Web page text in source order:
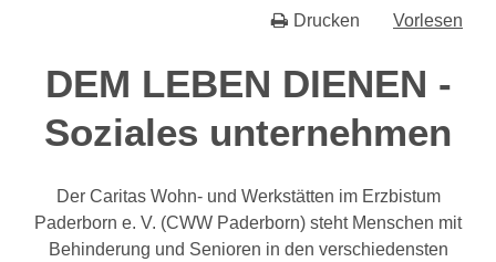
Vorlesen
Drucken
DEM LEBEN DIENEN -
Soziales unternehmen
Der Caritas Wohn- und Werkstätten im Erzbistum
Paderborn e. V. (CWW Paderborn) steht Menschen mit
Behinderung und Senioren in den verschiedensten